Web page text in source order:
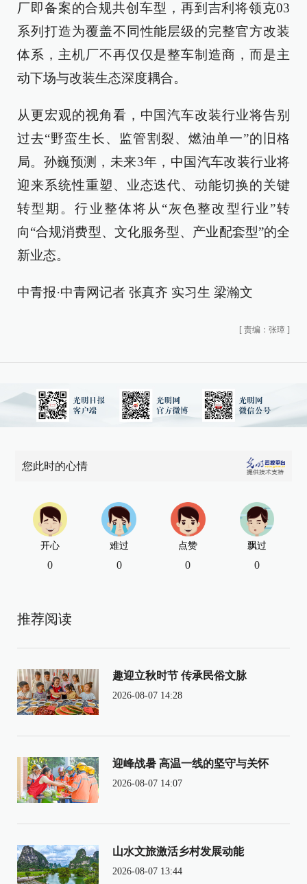
厂即备案的合规共创车型，再到吉利将领克03
系列打造为覆盖不同性能层级的完整官方改装
体系，主机厂不再仅仅是整车制造商，而是主
动下场与改装生态深度耦合。
从更宏观的视角看，中国汽车改装行业将告别
过去“野蛮生长、监管割裂、燃油单一”的旧格
局。孙巍预测，未来3年，中国汽车改装行业将
迎来系统性重塑、业态迭代、动能切换的关键
转型期。行业整体将从“灰色整改型行业”转
向“合规消费型、文化服务型、产业配套型”的全
新业态。
中青报·中青网记者 张真齐 实习生 梁瀚文
[ 责编：张璋 ]
您此时的心情
开心
0
难过
0
点赞
0
飘过
0
推荐阅读
趣迎立秋时节 传承民俗文脉
2026-08-07 14:28
迎峰战暑 高温一线的坚守与关怀
2026-08-07 14:07
山水文旅激活乡村发展动能
2026-08-07 13:44